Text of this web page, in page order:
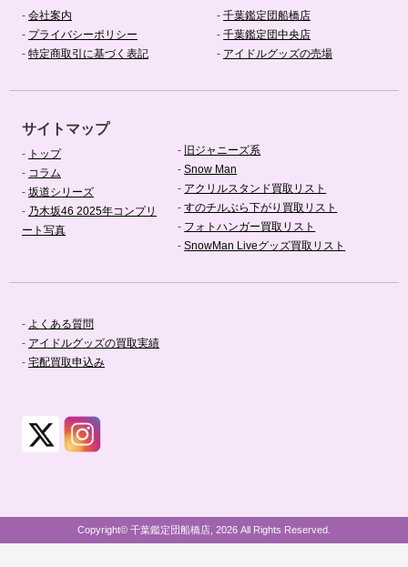
- 会社案内
- プライバシーポリシー
- 特定商取引に基づく表記
- 千葉鑑定団船橋店
- 千葉鑑定団中央店
- アイドルグッズの売場
サイトマップ
- トップ
- コラム
- 坂道シリーズ
- 乃木坂46 2025年コンプリ
ート写真
- 旧ジャニーズ系
-Snow Man
- アクリルスタンド買取リスト
-すのチルぶら下がり買取リスト
- フォトハンガー買取リスト
-SnowMan Liveグッズ買取リスト
- よくある質問
- アイドルグッズの買取実績
- 宅配買取申込み
Copyright© 千葉鑑定団船橋店, 2026 All Rights Reserved.